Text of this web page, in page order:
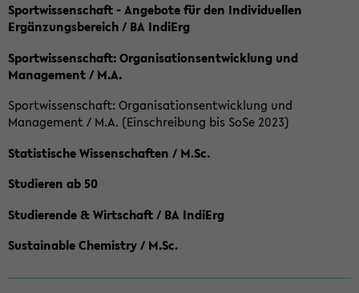
Sportwissenschaft - Angebote für den Individuellen
Ergänzungsbereich / BA IndiErg
Sportwissenschaft: Organisationsentwicklung und
Management / M.A.
Sportwissenschaft: Organisationsentwicklung und
Management / M.A. (Einschreibung bis SoSe 2023)
Statistische Wissenschaften / M.Sc.
Studieren ab 50
Studierende & Wirtschaft / BA IndiErg
Sustainable Chemistry / M.Sc.